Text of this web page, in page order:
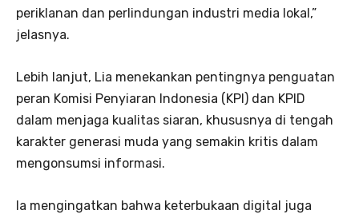
periklanan dan perlindungan industri media lokal,”
jelasnya.
Lebih lanjut, Lia menekankan pentingnya penguatan
peran Komisi Penyiaran Indonesia (KPI) dan KPID
dalam menjaga kualitas siaran, khususnya di tengah
karakter generasi muda yang semakin kritis dalam
mengonsumsi informasi.
Ia mengingatkan bahwa keterbukaan digital juga